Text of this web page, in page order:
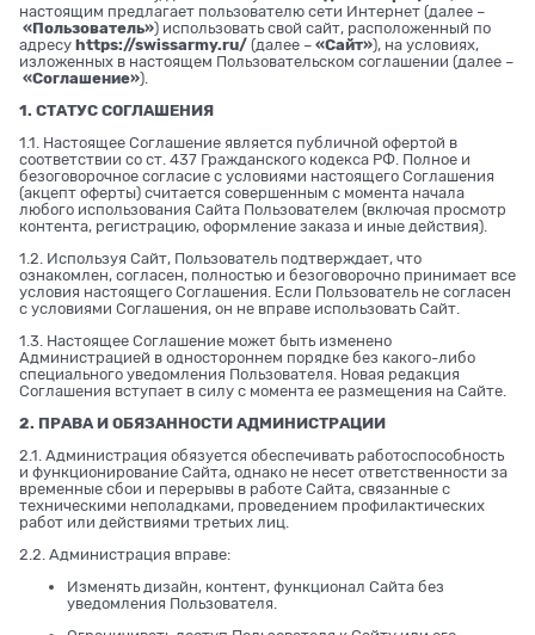
настоящим предлагает пользователю сети Интернет (далее –
«Пользователь») использовать свой сайт, расположенный по
адресу https://swissarmy.ru/ (далее – «Сайт»), на условиях,
изложенных в настоящем Пользовательском соглашении (далее –
«Соглашение»).
1. СТАТУС СОГЛАШЕНИЯ
1.1. Настоящее Соглашение является публичной офертой в
соответствии со ст. 437 Гражданского кодекса РФ. Полное и
безоговорочное согласие с условиями настоящего Соглашения
(акцепт оферты) считается совершенным с момента начала
любого использования Сайта Пользователем (включая просмотр
контента, регистрацию, оформление заказа и иные действия).
1.2. Используя Сайт, Пользователь подтверждает, что
ознакомлен, согласен, полностью и безоговорочно принимает все
условия настоящего Соглашения. Если Пользователь не согласен
с условиями Соглашения, он не вправе использовать Сайт.
1.3. Настоящее Соглашение может быть изменено
Администрацией в одностороннем порядке без какого-либо
специального уведомления Пользователя. Новая редакция
Соглашения вступает в силу с момента ее размещения на Сайте.
2. ПРАВА И ОБЯЗАННОСТИ АДМИНИСТРАЦИИ
2.1. Администрация обязуется обеспечивать работоспособность
и функционирование Сайта, однако не несет ответственности за
временные сбои и перерывы в работе Сайта, связанные с
техническими неполадками, проведением профилактических
работ или действиями третьих лиц.
2.2. Администрация вправе:
Изменять дизайн, контент, функционал Сайта без
уведомления Пользователя.